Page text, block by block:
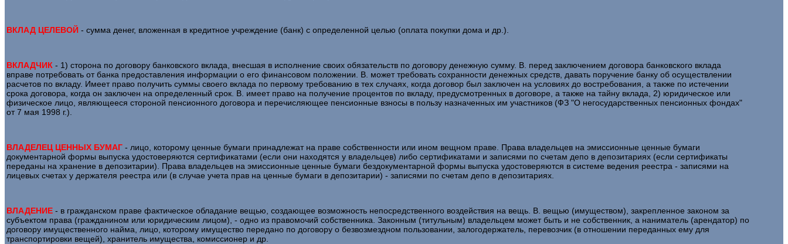
ВКЛАД ЦЕЛЕВОЙ - сумма денег, вложенная в кредитное учреждение (банк) с определенной целью (оплата покупки дома и др.).
ВКЛАДЧИК - 1) сторона по договору банковского вклада, внесшая в исполнение своих обязательств по договору денежную сумму. В. перед заключением договора банковского вклада
вправе потребовать от банка предоставления информации о его финансовом положении. В. может требовать сохранности денежных средств, давать поручение банку об осуществлении
расчетов по вкладу. Имеет право получить суммы своего вклада по первому требованию в тех случаях, когда договор был заключен на условиях до востребования, а также по истечении
срока договора, когда он заключен на определенный срок. В. имеет право на получение процентов по вкладу, предусмотренных в договоре, а также на тайну вклада, 2) юридическое или
физическое лицо, являющееся стороной пенсионного договора и перечисляющее пенсионные взносы в пользу назначенных им участников (ФЗ "О негосударственных пенсионных фондах"
от 7 мая 1998 г.).
ВЛАДЕЛЕЦ ЦЕННЫХ БУМАГ - лицо, которому ценные бумаги принадлежат на праве собственности или ином вещном праве. Права владельцев на эмиссионные ценные бумаги
документарной формы выпуска удостоверяются сертификатами (если они находятся у владельцев) либо сертификатами и записями по счетам депо в депозитариях (если сертификаты
переданы на хранение в депозитарии). Права владельцев на эмиссионные ценные бумаги бездокументарной формы выпуска удостоверяются в системе ведения реестра - записями на
лицевых счетах у держателя реестра или (в случае учета прав на ценные бумаги в депозитарии) - записями по счетам депо в депозитариях.
ВЛАДЕНИЕ - в гражданском праве фактическое обладание вещью, создающее возможность непосредственного воздействия на вещь. В. вещью (имуществом), закрепленное законом за
субъектом права (гражданином или юридическим лицом), - одно из правомочий собственника. Законным (титульным) владельцем может быть и не собственник, а наниматель (арендатор) по
договору имущественного найма, лицо, которому имущество передано по договору о безвозмездном пользовании, залогодержатель, перевозчик (в отношении переданных ему для
транспортировки вещей), хранитель имущества, комиссионер и др.